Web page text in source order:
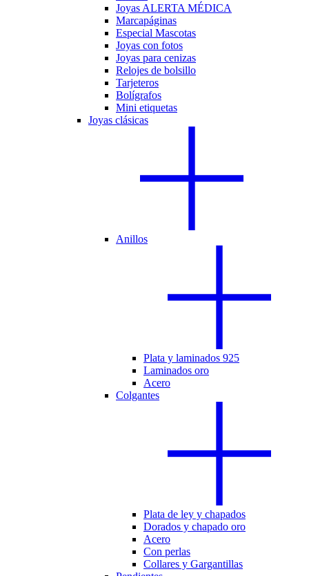
Joyas ALERTA MÉDICA
Marcapáginas
Especial Mascotas
Joyas con fotos
Joyas para cenizas
Relojes de bolsillo
Tarjeteros
Bolígrafos
Mini etiquetas
Joyas clásicas
Anillos
Plata y laminados 925
Laminados oro
Acero
Colgantes
Plata de ley y chapados
Dorados y chapado oro
Acero
Con perlas
Collares y Gargantillas